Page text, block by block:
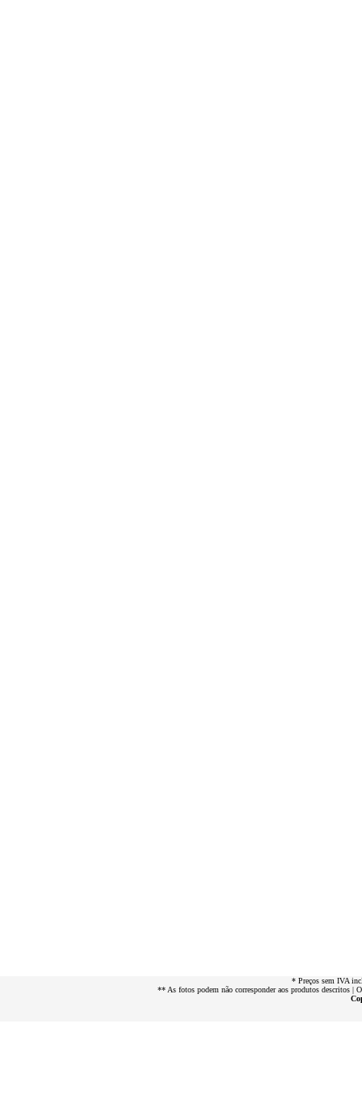
* Preços sem IVA
** As fotos podem não corresponder aos produtos descritos |